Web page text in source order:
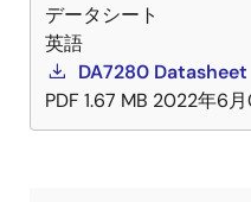
データシート
英語
DA7280 Datasheet
PDF 1.67 MB 2022年6